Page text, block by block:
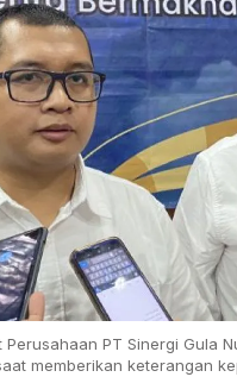
PT Sinergi Gula
memberikan keterangan